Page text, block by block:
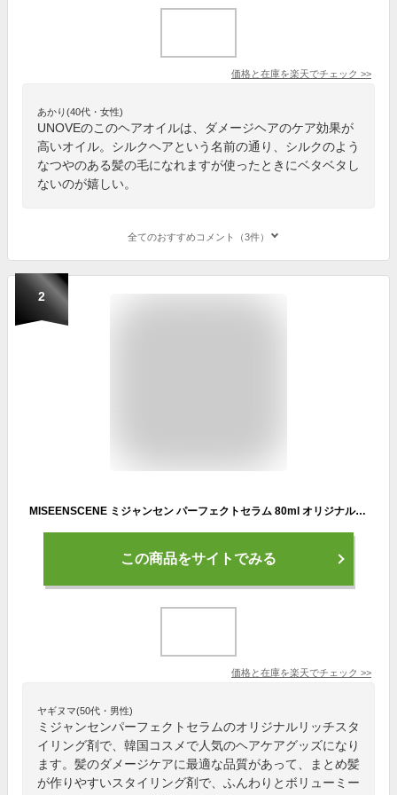
価格と在庫を楽天でチェック >>
あかり(40代・女性)
UNOVEのこのヘアオイルは、ダメージヘアのケア効果が
高いオイル。シルクヘアという名前の通り、シルクのよう
なつやのある髪の毛になれますが使ったときにベタベタし
ないのが嬉しい。
全てのおすすめコメント（3件）
2
MISEENSCENE ミジャンセン パーフェクトセラム 80ml オリジナル リッチ スタイリング
この商品をサイトでみる
価格と在庫を楽天でチェック >>
ヤギヌマ(50代・男性)
ミジャンセンパーフェクトセラムのオリジナルリッチスタ
イリング剤で、韓国コスメで人気のヘアケアグッズになり
ます。髪のダメージケアに最適な品質があって、まとめ髪
が作りやすいスタイリング剤で、ふんわりとボリューミー